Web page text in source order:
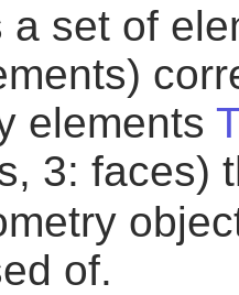
a set of
elements
3: faces)
of.